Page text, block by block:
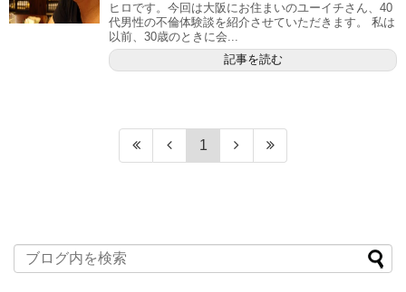
ヒロです。今回は大阪にお住まいのユーイチさん、40
代男性の不倫体験談を紹介させていただきます。 私は
以前、30歳のときに会...
記事を読む
1